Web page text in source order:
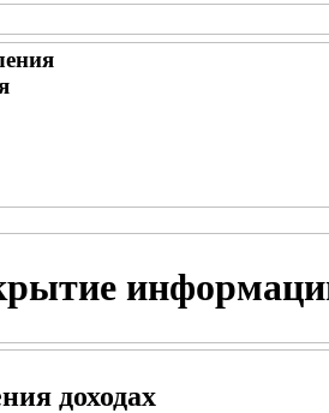
доходах